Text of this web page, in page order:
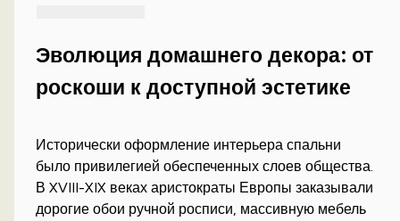
Эволюция домашнего декора: от
роскоши к доступной эстетике
Исторически оформление интерьера спальни
было привилегией обеспеченных слоев общества.
В XVIII-XIX веках аристократы Европы заказывали
дорогие обои ручной росписи, массивную мебель